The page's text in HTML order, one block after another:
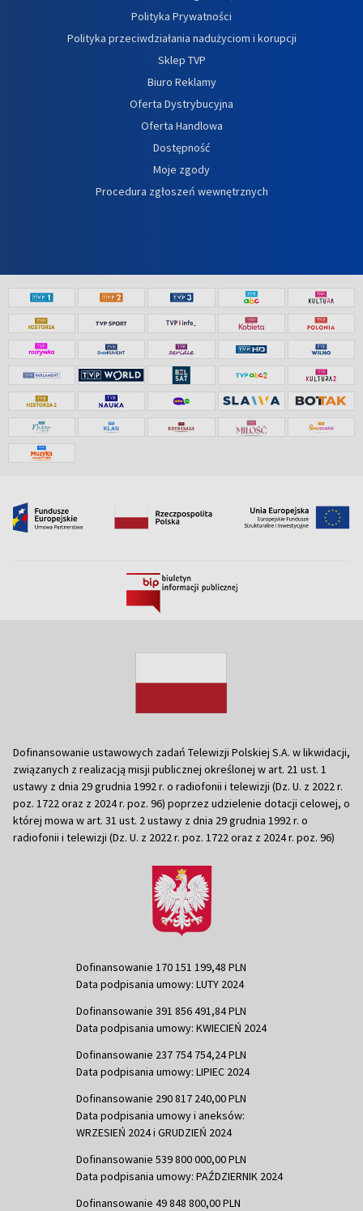
Polityka Prywatności
Polityka przeciwdziałania nadużyciom i korupcji
Sklep TVP
Biuro Reklamy
Oferta Dystrybucyjna
Oferta Handlowa
Dostępność
Moje zgody
Procedura zgłoszeń wewnętrznych
Dofinansowanie ustawowych zadań Telewizji Polskiej S.A. w likwidacji,
związanych z realizacją misji publicznej określonej w art. 21 ust. 1
ustawy z dnia 29 grudnia 1992 r. o radiofonii i telewizji (Dz. U. z 2022 r.
poz. 1722 oraz z 2024 r. poz. 96) poprzez udzielenie dotacji celowej, o
której mowa w art. 31 ust. 2 ustawy z dnia 29 grudnia 1992 r. o
radiofonii i telewizji (Dz. U. z 2022 r. poz. 1722 oraz z 2024 r. poz. 96)
Dofinansowanie 170 151 199,48 PLN
Data podpisania umowy: LUTY 2024
Dofinansowanie 391 856 491,84 PLN
Data podpisania umowy: KWIECIEŃ 2024
Dofinansowanie 237 754 754,24 PLN
Data podpisania umowy: LIPIEC 2024
Dofinansowanie 290 817 240,00 PLN
Data podpisania umowy i aneksów:
WRZESIEŃ 2024 i GRUDZIEŃ 2024
Dofinansowanie 539 800 000,00 PLN
Data podpisania umowy: PAŹDZIERNIK 2024
Dofinansowanie 49 848 800,00 PLN